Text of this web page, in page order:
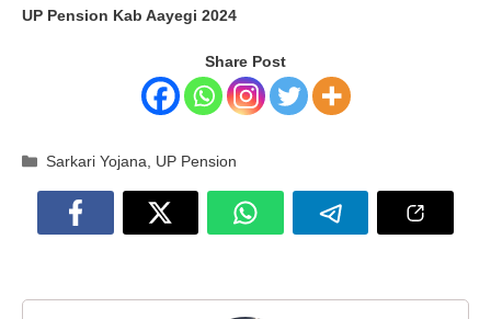
UP Pension Kab Aayegi 2024
Share Post
Categories
Sarkari Yojana, UP Pension